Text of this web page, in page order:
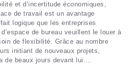
et d’incertitude économiques,
de travail est un avantage
logique que les entreprises
de bureau veuillent le louer à
de flexibilité. Grâce au nombre
initiant de nouveaux projets,
de beaux jours devant lui.…